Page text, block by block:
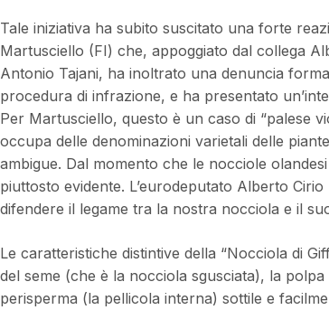
Tale iniziativa ha subito suscitato una forte
Martusciello (FI) che, appoggiato dal collega
Antonio Tajani, ha inoltrato una denuncia
procedura di infrazione, e ha presentato
Per Martusciello, questo è un caso di “palese
occupa delle denominazioni varietali delle
ambigue. Dal momento che le nocciole
piuttosto evidente. L’eurodeputato Alberto
difendere il legame tra la nostra nocciola e il
Le caratteristiche distintive della “Nocciola di
del seme (che è la nocciola sgusciata), la
perisperma (la pellicola interna) sottile e